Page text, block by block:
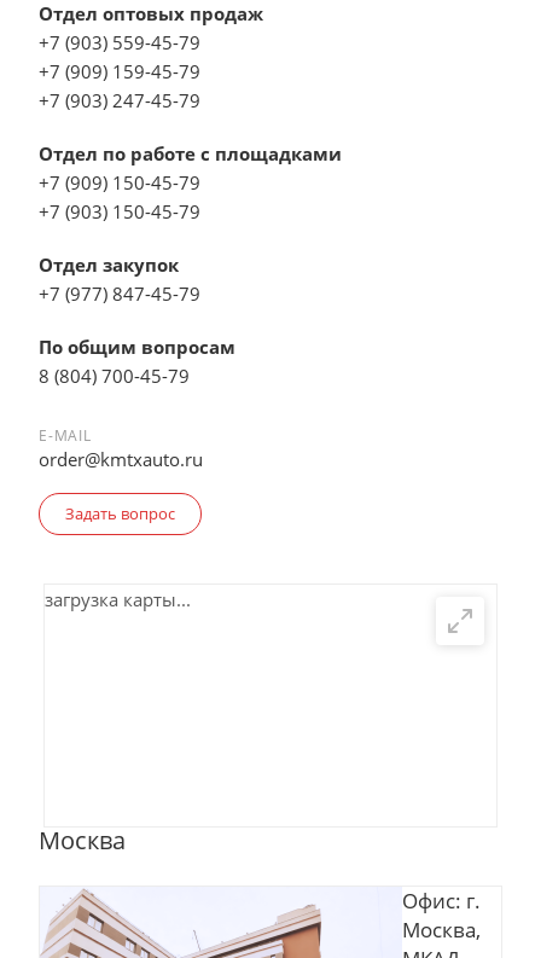
Отдел оптовых продаж
+7 (903) 559-45-79
+7 (909) 159-45-79
+7 (903) 247-45-79
Отдел по работе с площадками
+7 (909) 150-45-79
+7 (903) 150-45-79
Отдел закупок
+7 (977) 847-45-79
По общим вопросам
8 (804) 700-45-79
E-MAIL
order@kmtxauto.ru
Задать вопрос
загрузка карты...
Москва
Офис: г.
Москва,